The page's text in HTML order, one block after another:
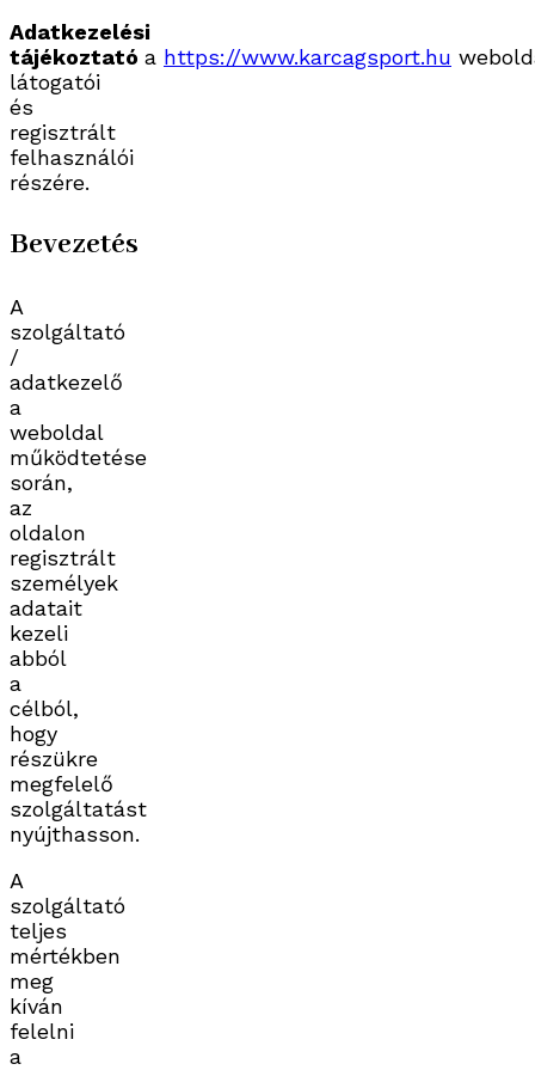
Adatkezelési
tájékoztató a https://www.karcagsport.hu
látogatói
és
regisztrált
felhasználói
részére.
Bevezetés
A
szolgáltató
/
adatkezelő
a
weboldal
működtetése
során,
az
oldalon
regisztrált
személyek
adatait
kezeli
abból
a
célból,
hogy
részükre
megfelelő
szolgáltatást
nyújthasson.
A
szolgáltató
teljes
mértékben
meg
kíván
felelni
a